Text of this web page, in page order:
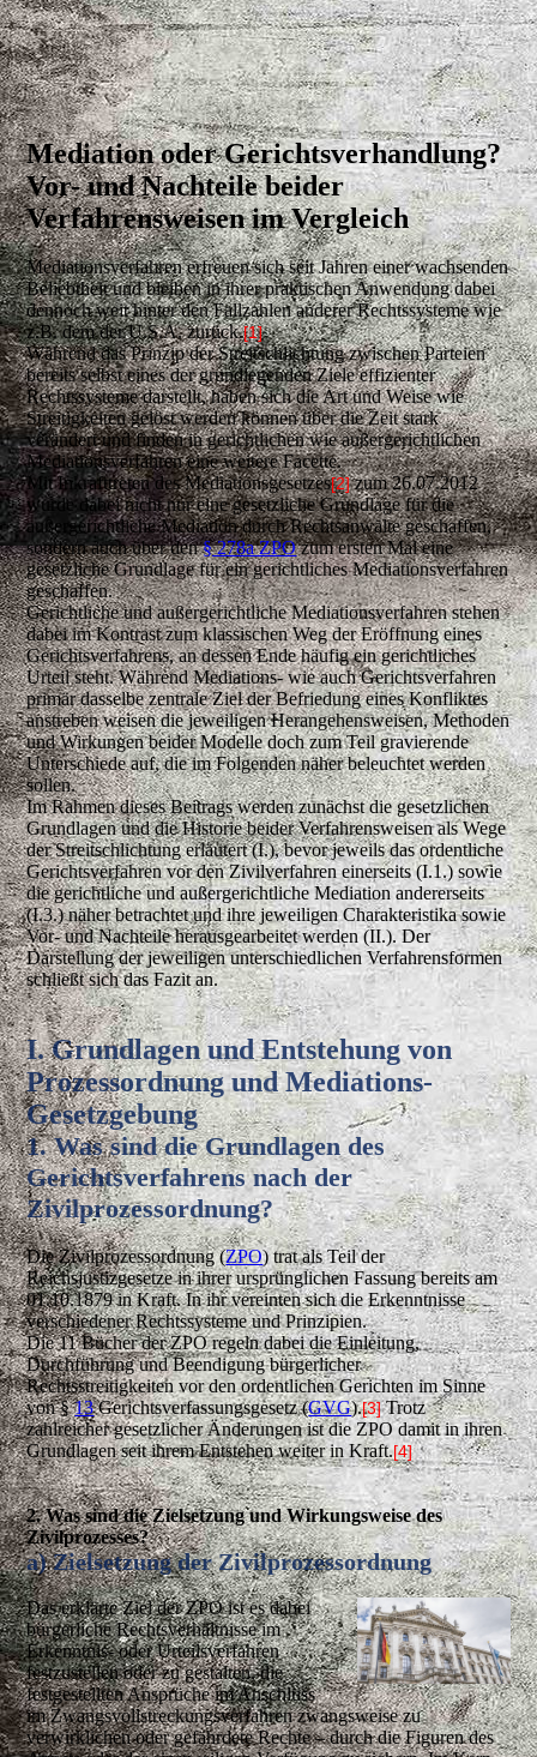
Mediation oder Gerichtsverhandlung?
Vor- und Nachteile beider
Verfahrensweisen im Vergleich
Mediationsverfahren erfreuen sich seit Jahren einer wachsenden
Beliebtheit und bleiben in ihrer praktischen Anwendung dabei
dennoch weit hinter den Fallzahlen anderer Rechtssysteme wie
z.B. dem der U.S.A. zurück.[1]
Während das Prinzip der Streitschlichtung zwischen Parteien
bereits selbst eines der grundlegenden Ziele effizienter
Rechtssysteme darstellt, haben sich die Art und Weise wie
Streitigkeiten gelöst werden können über die Zeit stark
verändert und finden in gerichtlichen wie außergerichtlichen
Mediationsverfahren eine weitere Facette.
Mit Inkrafttreten des Mediationsgesetzes[2]zum 26.07.2012
wurde dabei nicht nur eine gesetzliche Grundlage für die
außergerichtliche Mediation durch Rechtsanwälte geschaffen,
sondern auch über den§ 278a ZPOzum ersten Mal eine
gesetzliche Grundlage für ein gerichtliches Mediationsverfahren
geschaffen.
Gerichtliche und außergerichtliche Mediationsverfahren stehen
dabei im Kontrast zum klassischen Weg der Eröffnung eines
Gerichtsverfahrens, an dessen Ende häufig ein gerichtliches
Urteil steht. Während Mediations- wie auch Gerichtsverfahren
primär dasselbe zentrale Ziel der Befriedung eines Konfliktes
anstreben weisen die jeweiligen Herangehensweisen, Methoden
und Wirkungen beider Modelle doch zum Teil gravierende
Unterschiede auf, die im Folgenden näher beleuchtet werden
sollen.
Im Rahmen dieses Beitrags werden zunächst die gesetzlichen
Grundlagen und die Historie beider Verfahrensweisen als Wege
der Streitschlichtung erläutert (I.), bevor jeweils das ordentliche
Gerichtsverfahren vor den Zivilverfahren einerseits (I.1.) sowie
die gerichtliche und außergerichtliche Mediation andererseits
(I.3.) näher betrachtet und ihre jeweiligen Charakteristika sowie
Vor- und Nachteile herausgearbeitet werden (II.). Der
Darstellung der jeweiligen unterschiedlichen Verfahrensformen
schließt sich das Fazit an.
I. Grundlagen und Entstehung von
Prozessordnung und Mediations-
Gesetzgebung
1. Was sind die Grundlagen des
Gerichtsverfahrens nach der
Zivilprozessordnung?
Die Zivilprozessordnung (ZPO) trat als Teil der
Reichsjustizgesetze in ihrer ursprünglichen Fassung bereits am
01.10.1879 in Kraft. In ihr vereinten sich die Erkenntnisse
verschiedener Rechtssysteme und Prinzipien.
Die 11 Bücher der ZPO regeln dabei die Einleitung,
Durchführung und Beendigung bürgerlicher
Rechtsstreitigkeiten vor den ordentlichen Gerichten im Sinne
von §13Gerichtsverfassungsgesetz (GVG).[3]Trotz
zahlreicher gesetzlicher Änderungen ist die ZPO damit in ihren
Grundlagen seit ihrem Entstehen weiter in Kraft.[4]
2. Was sind die Zielsetzung und Wirkungsweise des
Zivilprozesses?
a) Zielsetzung der Zivilprozessordnung
Das erklärte Ziel der ZPO ist es dabei
bürgerliche Rechtsverhältnisse im
Erkenntnis- oder Urteilsverfahren
festzustellen oder zu gestalten, die
festgestellten Ansprüche im Anschluss
im Zwangsvollstreckungsverfahren zwangsweise zu
verwirklichen oder gefährdete Rechte – durch die Figuren des